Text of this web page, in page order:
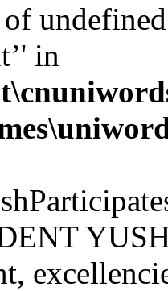
in